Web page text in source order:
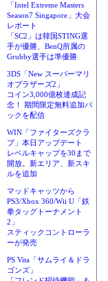
「Intel Extreme Masters
Season7 Singapore」大会
レポート
「SC2」は韓国STING選
手が優勝、BenQ所属の
Grubby選手は準優勝
3DS「New スーパーマリ
オブラザーズ2」
コイン3,000億枚達成記
念！ 期間限定無料追加パ
ックを配信
WIN「ファイターズクラ
ブ」本日アップデート
レベルキャップを30まで
開放。新エリア、新スキ
ルを追加
マッドキャッツから
PS3/Xbox 360/Wii U「鉄
拳タッグトーナメント
2」
スティックコントローラ
ーが発売
PS Vita「サムライ＆ドラ
ゴンズ」